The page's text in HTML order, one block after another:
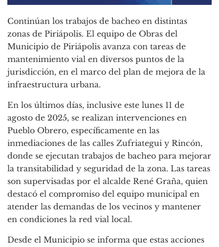
Continúan los trabajos de bacheo en distintas
zonas de Piriápolis. El equipo de Obras del
Municipio de Piriápolis avanza con tareas de
mantenimiento vial en diversos puntos de la
jurisdicción, en el marco del plan de mejora de la
infraestructura urbana.
En los últimos días, inclusive este lunes 11 de
agosto de 2025, se realizan intervenciones en
Pueblo Obrero, específicamente en las
inmediaciones de las calles Zufriategui y Rincón,
donde se ejecutan trabajos de bacheo para mejorar
la transitabilidad y seguridad de la zona. Las tareas
son supervisadas por el alcalde René Graña, quien
destacó el compromiso del equipo municipal en
atender las demandas de los vecinos y mantener
en condiciones la red vial local.
Desde el Municipio se informa que estas acciones